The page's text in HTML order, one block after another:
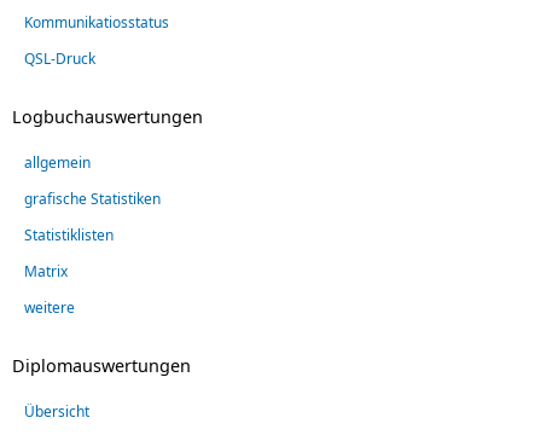
Kommunikatiosstatus
QSL-Druck
Logbuchauswertungen
allgemein
grafische Statistiken
Statistiklisten
Matrix
weitere
Diplomauswertungen
Übersicht